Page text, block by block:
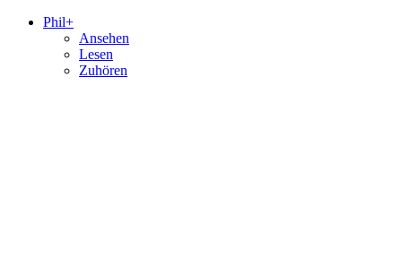
Phil+
Ansehen
Lesen
Zuhören